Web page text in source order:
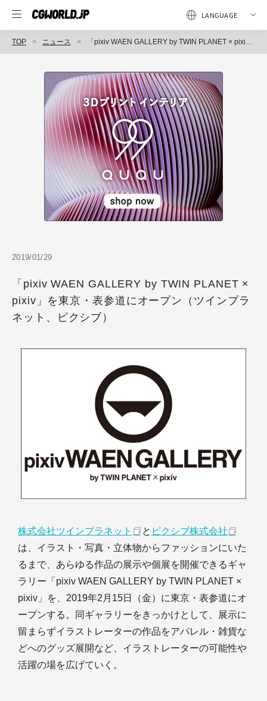
TOP ニュース 「pixiv WAEN GALLERY by TWIN PLANET × pixiv」を東京・表参道にオープン（ツインプラネット、ピクシブ）
2019/01/29
「pixiv WAEN GALLERY by TWIN PLANET ×
pixiv」を東京・表参道にオープン（ツインプラ
ネット、ピクシブ）
株式会社ツインプラネット と ピクシブ株式会社
は、イラスト・写真・立体物からファッションにいた
るまで、あらゆる作品の展示や個展を開催できるギャ
ラリー「pixiv WAEN GALLERY by TWIN PLANET ×
pixiv」を、2019年2月15日（金）に東京・表参道にオ
ープンする。同ギャラリーをきっかけとして、展示に
留まらずイラストレーターの作品をアパレル・雑貨な
どへのグッズ展開など、イラストレーターの可能性や
活躍の場を広げていく。